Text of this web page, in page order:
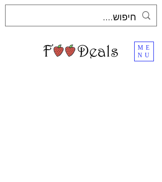
ME
NU